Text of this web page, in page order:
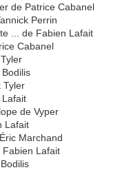
de Patrice Cabanel
Perrin
... de Fabien Lafait
Cabanel
Tyler
de Vyper
Lafait
Marchand
Fabien Lafait